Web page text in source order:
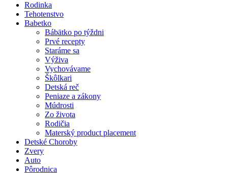
Rodinka
Tehotenstvo
Babetko
Bábätko po týždni
Prvé recepty
Staráme sa
Výživa
Vychovávame
Škôlkari
Detská reč
Peniaze a zákony
Múdrosti
Zo života
Rodičia
Materský product placement
Detské Choroby
Zvery
Auto
Pôrodnica